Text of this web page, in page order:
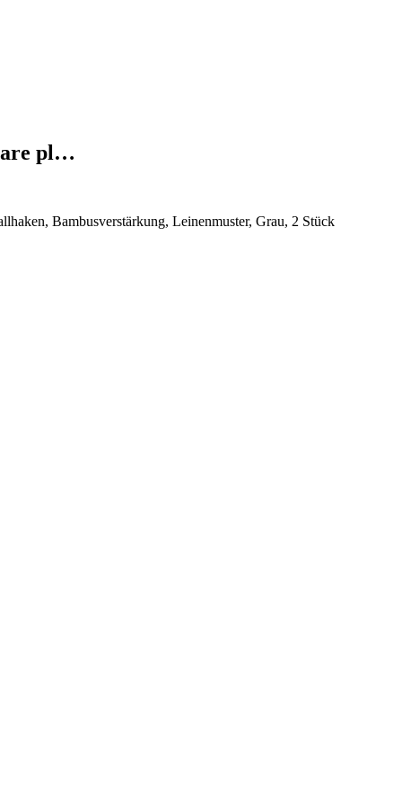
pl…
Bambusverstärkung, Leinenmuster, Grau, 2 Stück